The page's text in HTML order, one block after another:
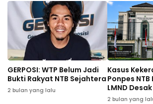
GERPOSI: WTP Belum Jadi
Bukti Rakyat NTB Sejahtera
2 bulan yang lalu
Kasus
Ponpes
LMND
Evaluasi
2 bulan yang